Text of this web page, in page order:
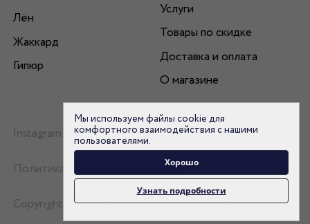
Лён
Жаккард
Гипюр
Услуги
Товары по скидке
Доставка и оплата
О магазине
Instagram
Политика конфиденциальности
Copyright © 2007 - 2026 flamencotkani.ru - Фламенко
Мы используем файлы cookie для
комфортного взаимодействия с нашими
пользователями.
Хорошо
Узнать подробности